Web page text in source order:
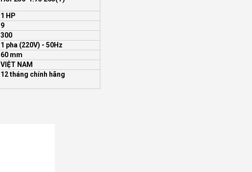
1 HP
9
300
1 pha (220V) - 50Hz
60 mm
VIỆT NAM
12 tháng chính hãng